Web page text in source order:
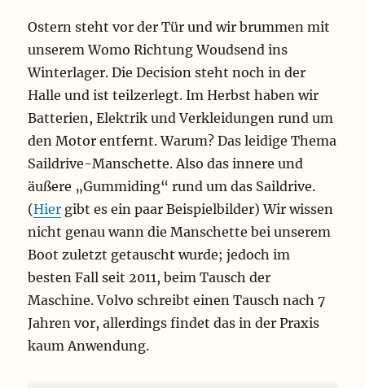
Ostern steht vor der Tür und wir brummen mit
unserem Womo Richtung Woudsend ins
Winterlager. Die Decision steht noch in der
Halle und ist teilzerlegt. Im Herbst haben wir
Batterien, Elektrik und Verkleidungen rund um
den Motor entfernt. Warum? Das leidige Thema
Saildrive-Manschette. Also das innere und
äußere „Gummiding“ rund um das Saildrive.
(Hier gibt es ein paar Beispielbilder) Wir wissen
nicht genau wann die Manschette bei unserem
Boot zuletzt getauscht wurde; jedoch im
besten Fall seit 2011, beim Tausch der
Maschine. Volvo schreibt einen Tausch nach 7
Jahren vor, allerdings findet das in der Praxis
kaum Anwendung.